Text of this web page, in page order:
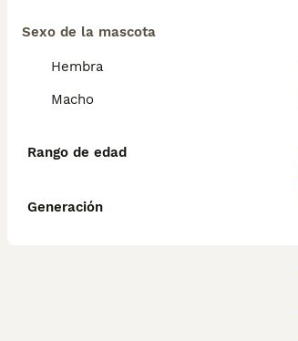
Sexo de la mascota
Hembra
Macho
Rango de edad
Generación